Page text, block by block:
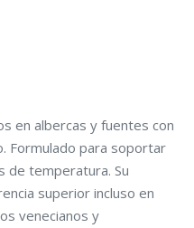
en albercas y fuentes con
Formulado para soportar
de temperatura. Su
superior incluso en
venecianos y